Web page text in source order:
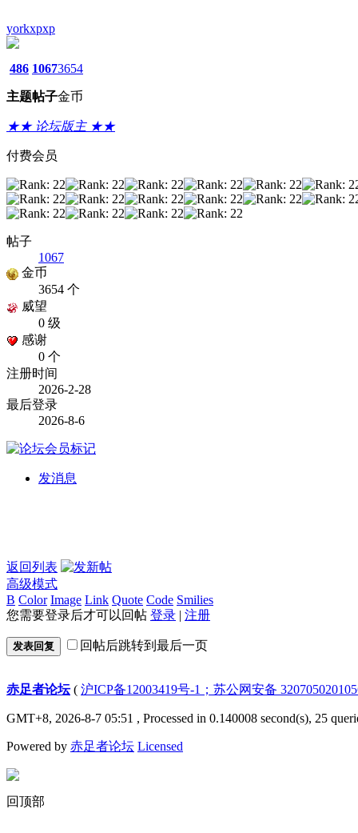
yorkxpxp
486
主题
1067
帖子
3654
金币
★★ 论坛版主 ★★
付费会员
帖子
1067
金币
3654 个
威望
0 级
感谢
0 个
注册时间
2026-2-28
最后登录
2026-8-6
发消息
返回列表
高级模式
B Color Image Link Quote Code Smilies
您需要登录后才可以回帖 登录 | 注册
发表回复 回帖后跳转到最后一页
赤足者论坛( 沪ICP备12003419号-1；苏公网安备
GMT+8, 2026-8-7 05:51 , Processed in 0.140008 second(s), 25
Powered by 赤足者论坛 Licensed
回顶部